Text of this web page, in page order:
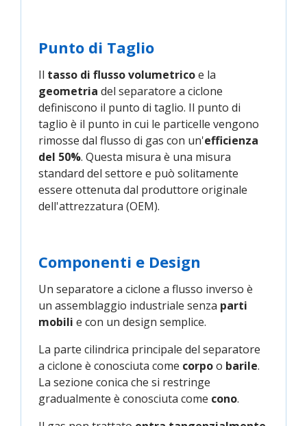
Punto di Taglio
Il tasso di flusso volumetricoe la
geometria del separatore a ciclone
definiscono il punto di taglio. Il punto di
taglio è il punto in cui le particelle vengono
rimosse dal flusso di gas con un'efficienza
del 50%. Questa misura è una misura
standard del settore e può solitamente
essere ottenuta dal produttore originale
dell'attrezzatura (OEM).
Componenti e Design
Un separatore a ciclone a flusso inverso è
un assemblaggio industriale senza parti
mobili e con un design semplice.
La parte cilindrica principale del separatore
a ciclone è conosciuta come corpoo barile.
La sezione conica che si restringe
gradualmente è conosciuta come cono.